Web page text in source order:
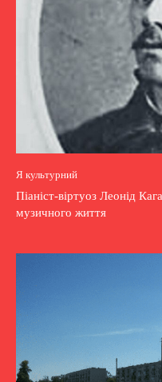
Я культурний
Піаніст-віртуоз Леонід
музичного життя